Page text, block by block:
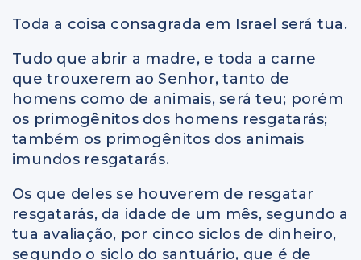
Toda a coisa consagrada em Israel será tua.
Tudo que abrir a madre, e toda a carne
que trouxerem ao Senhor, tanto de
homens como de animais, será teu; porém
os primogênitos dos homens resgatarás;
também os primogênitos dos animais
imundos resgatarás.
Os que deles se houverem de resgatar
resgatarás, da idade de um mês, segundo a
tua avaliação, por cinco siclos de dinheiro,
segundo o siclo do santuário, que é de